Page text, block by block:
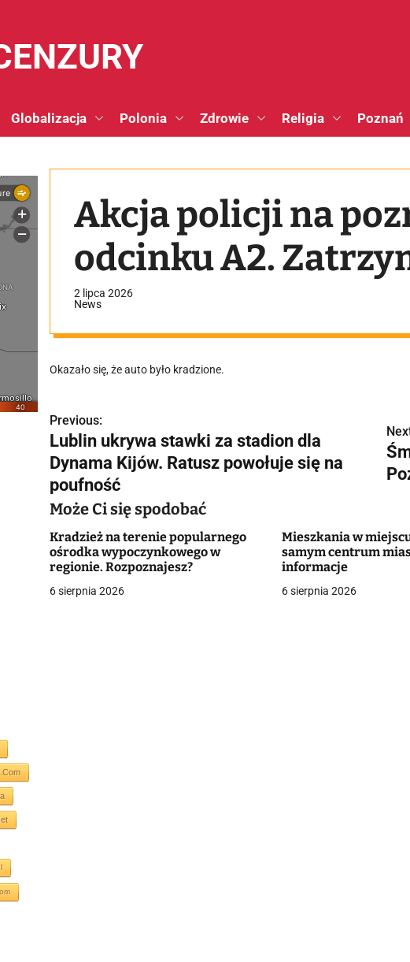
Globalizacja Polonia Zdrowie Religia Poznań
Akcja policji na
odcinku A2.
2 lipca 2026
News
Okazało się, że auto było kradzione.
N
a
w
i
g
a
Previous:
Lublin ukrywa stawki za stadion dla
Dynama Kijów. Ratusz powołuje się na
poufność
Może Ci się spodobać
Kradzież na terenie popularnego
ośrodka wypoczynkowego w
regionie. Rozpoznajesz?
6 sierpnia 2026
Mieszkania w
samym centrum
informacje
6 sierpnia 2026